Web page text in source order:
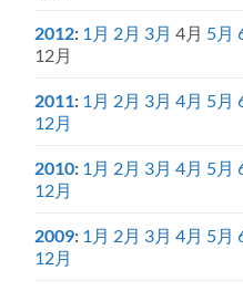
2012: 1月 2月 3月 4月 5月
12月
2011: 1月 2月 3月 4月 5月
12月
2010: 1月 2月 3月 4月 5月
12月
2009: 1月 2月 3月 4月 5月
12月